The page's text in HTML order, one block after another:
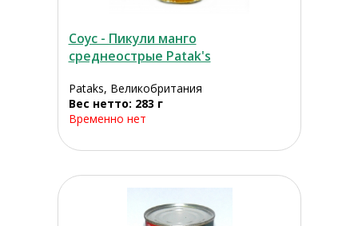
Соус - Пикули манго
среднеострые Patak's
Pataks, Великобритания
Вес нетто: 283 г
Временно нет